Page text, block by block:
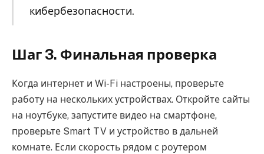
кибербезопасности.
Шаг 3. Финальная проверка
Когда интернет и Wi-Fi настроены, проверьте
работу на нескольких устройствах. Откройте сайты
на ноутбуке, запустите видео на смартфоне,
проверьте Smart TV и устройство в дальней
комнате. Если скорость рядом с роутером